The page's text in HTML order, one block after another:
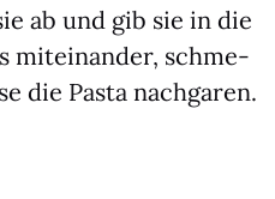
ab und gib sie in die
mit­ein­an­der, schme­
die Pas­ta nach­ga­ren.